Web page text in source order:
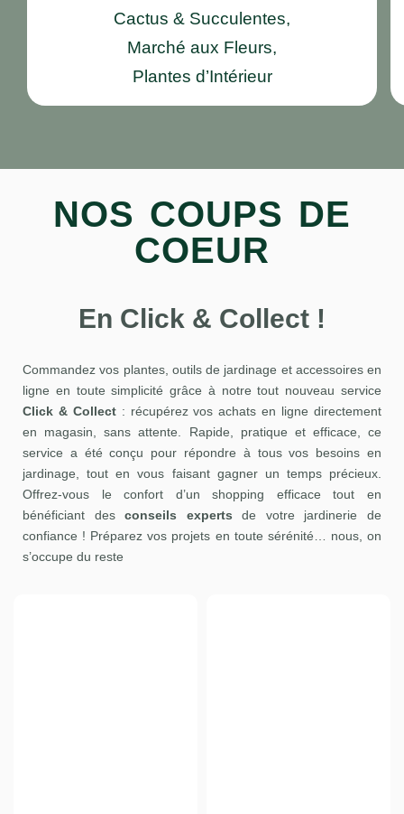
Cactus & Succulentes,
Marché aux Fleurs,
Plantes d’Intérieur
NOS COUPS DE
COEUR
En Click & Collect !
Commandez vos plantes, outils de jardinage et accessoires en
ligne en toute simplicité grâce à notre tout nouveau service
Click & Collect: récupérez vos achats en ligne directement
en magasin, sans attente. Rapide, pratique et efficace, ce
service a été conçu pour répondre à tous vos besoins en
jardinage, tout en vous faisant gagner un temps précieux.
Offrez-vous le confort d’un shopping efficace tout en
bénéficiant desconseils experts de votre jardinerie de
confiance ! Préparez vos projets en toute sérénité… nous, on
s’occupe du reste